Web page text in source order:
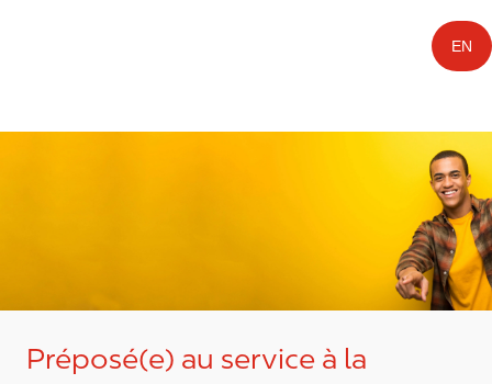
EN
Préposé(e) au service à la